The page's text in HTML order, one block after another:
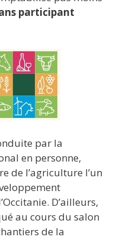
participant
par la
en personne,
de l’agriculture l’un
D’ailleurs,
au cours du salon
de la